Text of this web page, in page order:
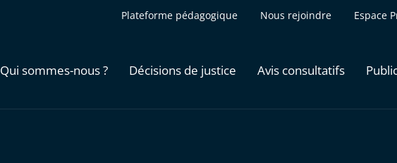
Plateforme pédagogique Nous rejoindre Espace
Qui sommes-nous ? Décisions de justice Avis consultatifs